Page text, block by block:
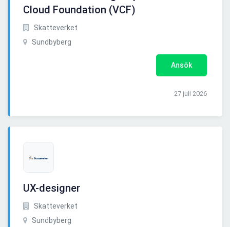
Cloud Foundation (VCF)
Skatteverket
Sundbyberg
Ansök
27 juli 2026
UX-designer
Skatteverket
Sundbyberg